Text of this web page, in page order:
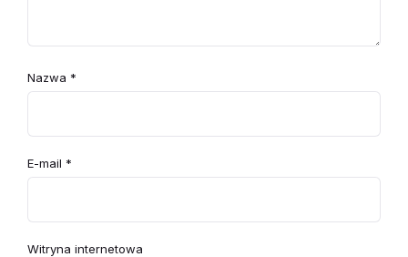
Nazwa *
E-mail *
Witryna internetowa